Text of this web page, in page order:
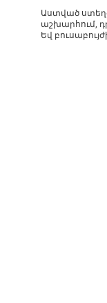
Աստված
աշխարհում,
Եվ